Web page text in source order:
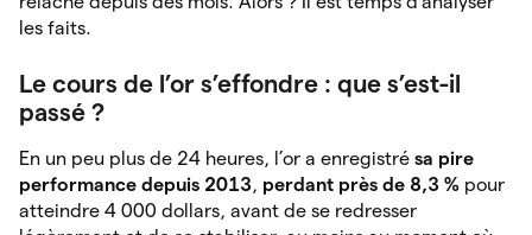
les faits.
Le cours de l’or s’effondre : que s’est-il
passé ?
En un peu plus de 24 heures, l’or a enregistré sa pire
performance depuis 2013, perdant près de 8,3 % pour
atteindre 4 000 dollars, avant de se redresser